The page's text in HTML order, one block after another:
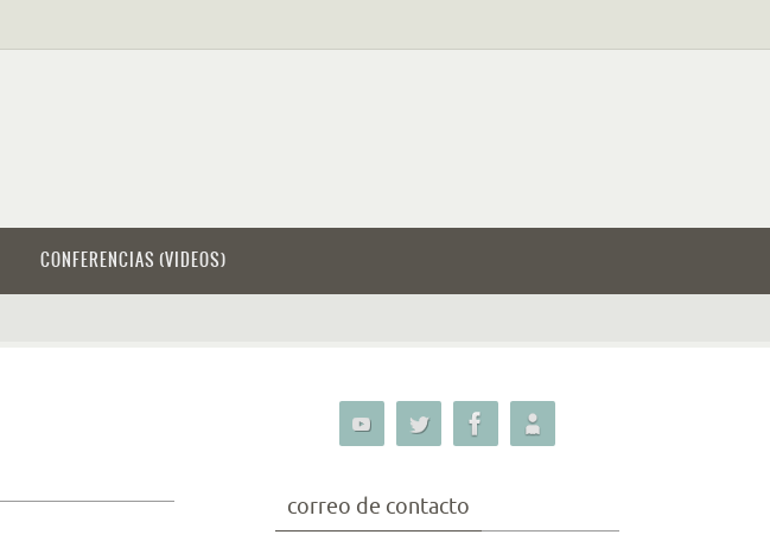
CONFERENCIAS (VIDEOS)
correo de contacto